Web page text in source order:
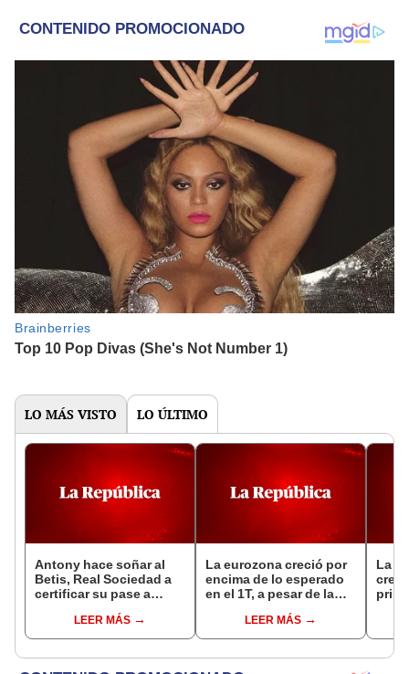
LO MÁS VISTO LO ÚLTIMO
Antony hace soñar al
Betis, Real Sociedad a
certificar su pase a
LEER MÁS
La eurozona creció por
encima de lo esperado
en el 1T, a pesar de la
LEER MÁS
La